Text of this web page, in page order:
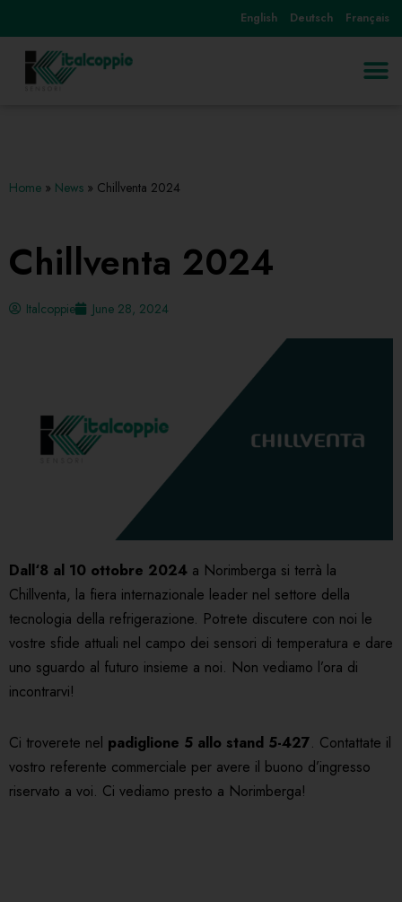
Skip
English Deutsch Français
Home » News » Chillventa 2024
Chillventa 2024
Italcoppie June 28, 2024
Dall‘8 al 10 ottobre 2024 a Norimberga si terrà la
Chillventa, la fiera internazionale leader nel settore della
tecnologia della refrigerazione. Potrete discutere con noi le
vostre sfide attuali nel campo dei sensori di temperatura e dare
uno sguardo al futuro insieme a noi. Non vediamo l’ora di
incontrarvi!
Ci troverete nel padiglione 5 allo stand 5-427. Contattate il
vostro referente commerciale per avere il buono d’ingresso
riservato a voi. Ci vediamo presto a Norimberga!